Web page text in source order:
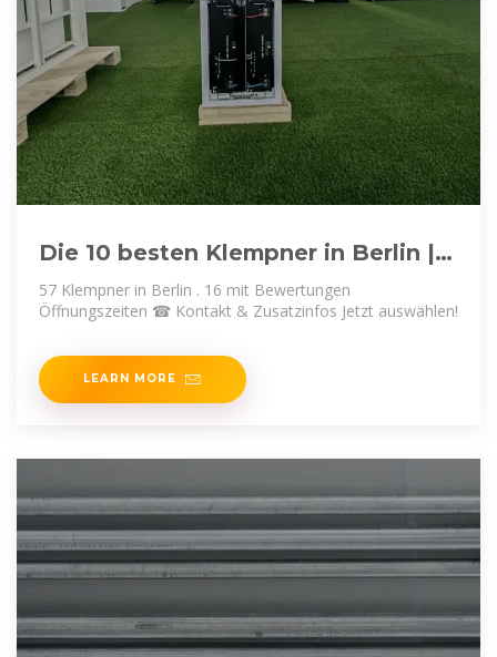
Die 10 besten Klempner in Berlin |
Adresse | Telefonnummer
57 Klempner in Berlin . 16 mit Bewertungen
Öffnungszeiten ☎ Kontakt & Zusatzinfos Jetzt auswählen!
LEARN MORE